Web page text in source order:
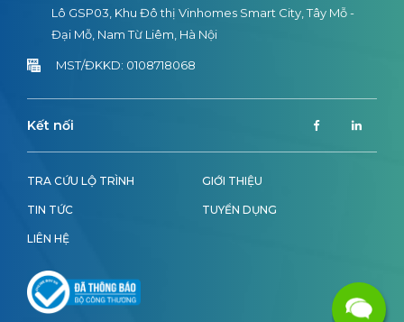
TRA CỨU LỘ TRÌNH GIỚI THIỆU
TIN TỨC TUYỂN DỤNG
LIÊN HỆ
Lô GSP03, Khu Đô thị Vinhomes Smart City, Tây Mỗ -
Đại Mỗ, Nam Từ Liêm, Hà Nội
MST/ĐKKD: 0108718068
Kết nối